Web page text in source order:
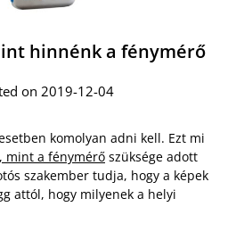
hinnénk a fénymérő
on 2019-12-04
komolyan adni kell. Ezt mi
mint a fénymérő szüksége adott
szakember tudja, hogy a képek
attól, hogy milyenek a helyi